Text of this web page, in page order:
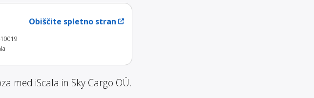
Obiščite spletno stran
med iScala in Sky Cargo OÜ.